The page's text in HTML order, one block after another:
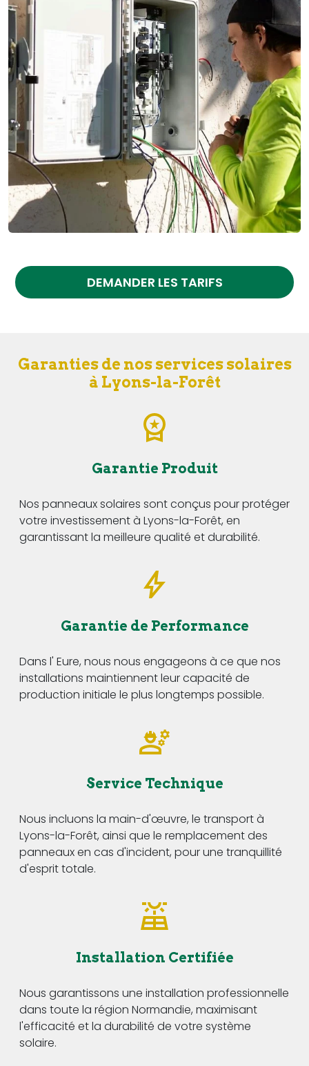
DEMANDER LES TARIFS
Garanties de nos services solaires
à Lyons-la-Forêt
Garantie Produit
Nos panneaux solaires sont conçus pour protéger
votre investissement à Lyons-la-Forêt, en
garantissant la meilleure qualité et durabilité.
Garantie de Performance
Dans l' Eure, nous nous engageons à ce que nos
installations maintiennent leur capacité de
production initiale le plus longtemps possible.
Service Technique
Nous incluons la main-d'œuvre, le transport à
Lyons-la-Forêt, ainsi que le remplacement des
panneaux en cas d'incident, pour une tranquillité
d'esprit totale.
Installation Certifiée
Nous garantissons une installation professionnelle
dans toute la région Normandie, maximisant
l'efficacité et la durabilité de votre système
solaire.